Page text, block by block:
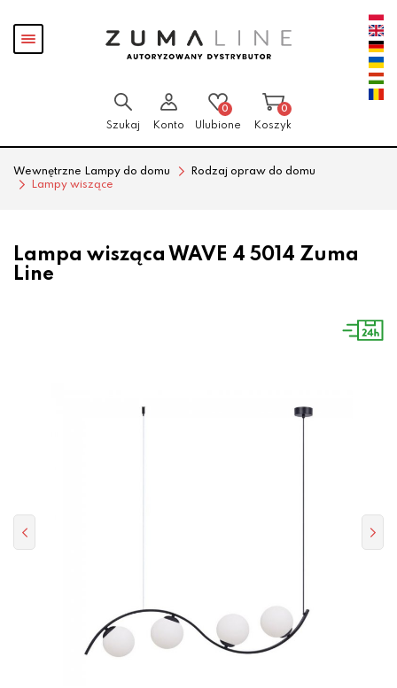
Pokaż
menu
Szukaj Konto
0
Ulubione
0
Koszyk
Wewnętrzne Lampy do domu
Rodzaj opraw do domu
Lampy wiszące
Lampa wisząca WAVE 4 5014 Zuma
Line